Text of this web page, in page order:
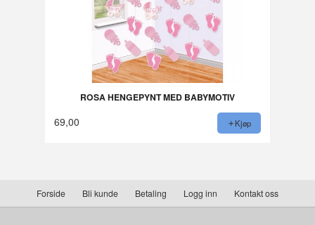
ROSA HENGEPYNT MED BABYMOTIV
69,00 Kjøp
Forside Bli kunde Betaling Logg inn Kontakt oss